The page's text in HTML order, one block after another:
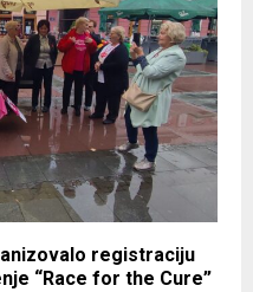
registraciju
“Race for the Cure”